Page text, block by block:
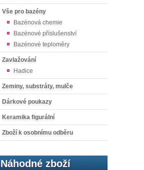
Vše pro bazény
Bazénová chemie
Bazénové příslušenství
Bazénové teploměry
Zavlažování
Hadice
Zeminy, substráty, mulče
Dárkové poukazy
Keramika figurální
Zboží k osobnímu odběru
Náhodné zboží